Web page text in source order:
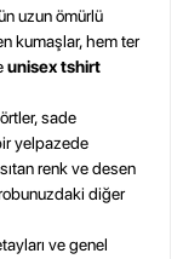
uzun ömürlü
kumaşlar, hem ter
unisex tshirt
sade
yelpazede
renk ve desen
diğer
ve genel